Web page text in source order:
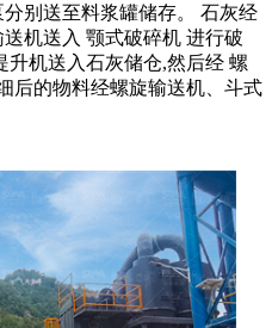
别送至料浆罐储存。 石灰经
机送入 颚式破碎机 进行破
升机送入石灰储仓,然后经 螺
后的物料经螺旋输送机、斗式